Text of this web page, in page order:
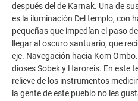
después del de Karnak. Una de
es la iluminación Del templo, con
pequeñas que impedían el paso
llegar al oscuro santuario, que
eje. Navegación hacia Kom
dioses Sobek y Haroreis. En este
relieve de los instrumentos
la gente de este pueblo no les